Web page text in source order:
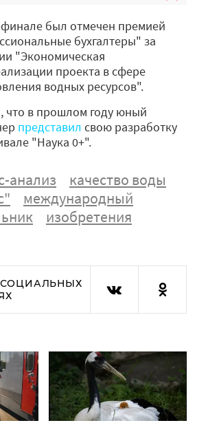
был отмечен премией
бухгалтеры" за
"Экономическая
проекта в сфере
водных ресурсов".
что в прошлом году юный
представил свою разработку
"Наука 0+".
анализ
качество воды
международный
изобретения